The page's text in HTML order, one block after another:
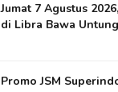
Jumat 7 Agustus
di Libra Bawa Untung
Promo JSM